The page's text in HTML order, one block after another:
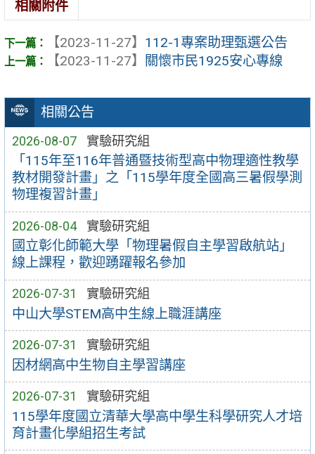
相關公告
2026-08-07 實驗研究組
「115年至116年普通暨技術型高中物理適性教學
教材開發計畫」之「115學年度全國高三暑假學測
物理複習計畫」
2026-08-04 實驗研究組
國立彰化師範大學「物理暑假自主學習啟航站」
線上課程，歡迎踴躍報名參加
2026-07-31 實驗研究組
中山大學STEM高中生線上職涯講座
2026-07-31 實驗研究組
因材網高中生物自主學習講座
2026-07-31 實驗研究組
115學年度國立清華大學高中學生科學研究人才培
育計畫化學組招生考試
相關附件
【2023-11-27】 112-1專案助理甄選公告
【2023-11-27】
關懷市民1925安心專線